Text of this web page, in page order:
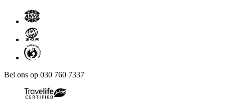
Bel ons op 030 760 7337